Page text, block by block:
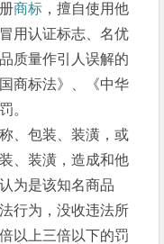
商标 ，擅自使用他
用认证标志、名优
质量作引人误解的
商标法》、《中华
。
、包装、装潢，或
、装潢，造成和他
为是该知名商品
行为，没收违法所
以上三倍以下的罚